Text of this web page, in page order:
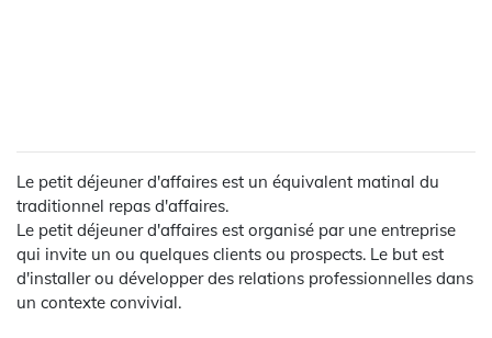
Le petit déjeuner d'affaires est un équivalent matinal du
traditionnel repas d'affaires.
Le petit déjeuner d'affaires est organisé par une entreprise
qui invite un ou quelques clients ou prospects. Le but est
d'installer ou développer des relations professionnelles dans
un contexte convivial.